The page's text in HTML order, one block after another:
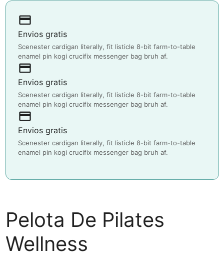
payment
Envios gratis
Scenester cardigan literally, fit listicle 8-bit farm-to-table
enamel pin kogi crucifix messenger bag bruh af.
payment
Envios gratis
Scenester cardigan literally, fit listicle 8-bit farm-to-table
enamel pin kogi crucifix messenger bag bruh af.
payment
Envios gratis
Scenester cardigan literally, fit listicle 8-bit farm-to-table
enamel pin kogi crucifix messenger bag bruh af.
Pelota De Pilates
Wellness